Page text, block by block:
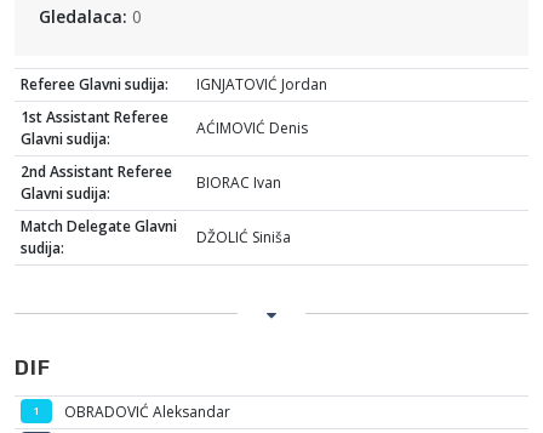
Gledalaca: 0
Referee Glavni sudija:
IGNJATOVIĆ Jordan
1st Assistant Referee
Glavni sudija:
AĆIMOVIĆ Denis
2nd Assistant Referee
Glavni sudija:
BIORAC Ivan
Match Delegate Glavni
sudija:
DŽOLIĆ Siniša
DIF
1 OBRADOVIĆ Aleksandar